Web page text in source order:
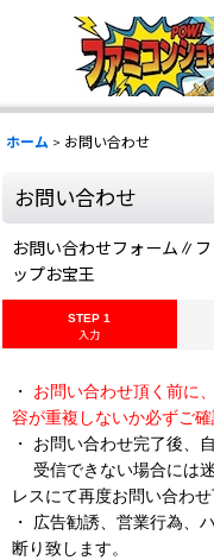
ホーム > お問い合わせ
お問い合わせ
お問い合わせフォーム∥
ップお宝王
STEP 1
入力
・ お問い合わせ頂く前に
容が重複しないか必ずご
・ お問い合わせ完了後、
受信できない場合には
レスにて再度お問い合わせ
・ 広告勧誘、営業行為、
断り致します。